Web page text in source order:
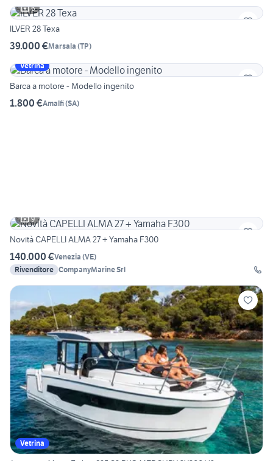
6
ILVER 28 Texa
39.000 €Marsala (TP)
Vetrina
Barca a motore - Modello ingenito
1.800 €Amalfi(SA)
9
Novità CAPELLI ALMA 27 + Yamaha F300
140.000 €Venezia (VE)
Rivenditore CompanyMarine Srl
Vetrina